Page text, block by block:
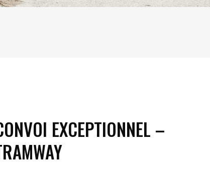
EXCEPTIONNEL –